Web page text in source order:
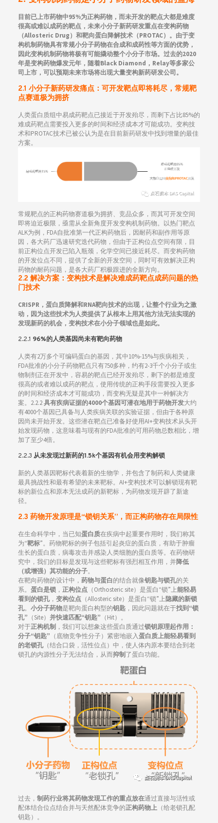
目前已上市药物中95%为正构药物，而未开发的靶点大都是难度
很高或难以成药的靶点，未来小分子新药研发重点在变构药物
（Allosteric Drug）和靶向蛋白降解技术（PROTAC）。由于变
构机制药物具有常规小分子药物在合成和成药性等方面的优势，
因此变构机制药物将极有可能撬动整个小分子市场。过去的2020
年是变构药物爆发元年，随着Black Diamond，Relay等多家公
司上市，可以预期未来市场将出现大量变构新药研发公司。
2.1 小分子新药研发痛点：可开发靶点即将耗尽，常规靶
点赛道极为拥挤
人类蛋白质组中易成药靶点已接近于开发殆尽，而剩下占比85%的
难成药靶点需要投入更多的时间和经济成本才可能成功。变构技
术和PROTAC技术已被公认为是在目前新药研发中找到增量的最佳
方案。
常规靶点的正构药物赛道极为拥挤、竞品众多，而其可开发空间
即将迫近极限，亟需从全新角度开发变构机制药物。以热门靶点
ALK为例，FDA自批准第一代正构药物后，因耐药和副作用等原
因，各大药厂迅速研究迭代药物，但由于正构位点空间有限，目
前正构位点开发已陷入瓶颈，化学空间已接近耗尽。而变构药物
的开发位点不同，提供了全新的开发空间，同时可有效解决正构
药物的耐药问题，是各大药厂积极跟进的全新方向。
2.2 解决方案：变构技术是解决难成药靶点成药问题的热
门技术
CRISPR，蛋白质降解和RNA靶向技术的出现，让整个行业为之激
动，因为这些技术为人类提供了从根本上用其他方法无法实现的
发现新药的机会，变构技术在小分子领域也是如此。
2.2.1 96%的人类基因尚未有靶向药物
人类有2万多个可编码蛋白的基因，其中10%-15%与疾病相关，
FDA批准的小分子药物靶点只有750多种，约有2-3千个小分子或生
物制剂正在开发中，容易的靶点已经开发殆尽，剩下的都是难度
很高的或者难以成药的靶点，使用传统的正构手段需要投入更多
的时间和经济成本才可能成功，而变构无疑是其中一种解决方
案。2.2.2具有疾病证据的4000个基因可潜在地用于药物开发大约
有4000个基因已具备与人类疾病关联的实验证据，但由于各种原
因尚未开始开发。这些潜在靶点已准备好使用AI+变构技术从头开
始发现药物，这意味着与现有的FDA批准的可用药物总数相比，增
加了至少4倍。
2.2.3 从未发现过新药的1.5k个基因有机会用变构解锁
新的人类基因靶标代表着新的生物学，并包含了制药和人类健康
最具挑战性和最有希望的未来靶标。AI+变构技术可以解锁现有靶
标的新位点和原本无法成药的新靶标，为药物发现开辟了新途
径。
2.3 药物开发原理是“锁钥关系”，而正构药物存在局限性
在生命科学中，当已知蛋白质在疾病中起重要作用时，我们称其
为“靶标”。药物靶标的例子包括引起炎症的蛋白质，有助于肿瘤
生长的蛋白质，病毒攻击并感染人类细胞的蛋白质等。在药物研
究中，我们的目标是发现与这些靶标有强烈相互作用，并降低
（或增强）其功能的分子。
在靶向药物的设计中， 药物与蛋白的结合就像钥匙与锁孔的关
系。 蛋白是锁， 正构位点 （Orthosteric site）是蛋白“锁”上能轻易
看到的锁孔， 变构位点 （Allosteric site）是蛋白“锁”上隐藏的新锁
孔。 小分子药物是靶向蛋白构型的钥匙，因此问题就在于找到“锁
孔” （Site） 并快速匹配“钥匙” （Hit）。
对于正构机制 ，我们可以想象这些蛋白质通过锁钥原理起作用：
分子“钥匙” （底物竞争性分子）紧密地嵌入蛋白质上能轻易看到
的老锁孔（结合口袋，活性位点）中，使人体内原本要结合到老
锁孔的内源性分子无法结合，从而抑制 了蛋白功能。
过去， 制药行业将其药物发现工作的重点放在通过直接与活性或
配体结合位点结合并与天然配体竞争的正构药物上（给老锁孔配
钥匙）。